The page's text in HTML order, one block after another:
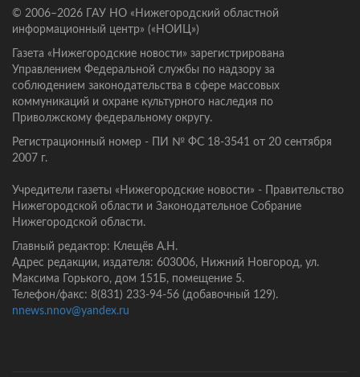
© 2006–2026 ГАУ НО «Нижегородский областной
информационный центр» («НОИЦ»)
Газета «Нижегородские новости» зарегистрирована
Управлением Федеральной службы по надзору за
соблюдением законодательства в сфере массовых
коммуникаций и охране культурного наследия по
Приволжскому федеральному округу.
Регистрационный номер - ПИ № ФС 18-3541 от 20 сентября
2007 г.
Учредители газеты «Нижегородские новости» - Правительство
Нижегородской области и Законодательное Собрание
Нижегородской области.
Главный редактор: Клещёв А.Н.
Адрес редакции, издателя: 603006, Нижний Новгород, ул.
Максима Горького, дом 151Б, помещение 5.
Телефон/факс: 8(831) 233-94-56 (добавочный 129).
nnews.nnov@yandex.ru